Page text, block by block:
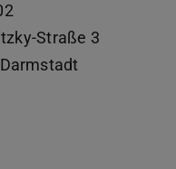
Straße 3
Darmstadt